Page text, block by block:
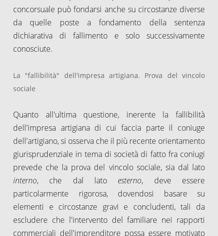
concorsuale può fondarsi anche su circostanze diverse
da quelle poste a fondamento della sentenza
dichiarativa di fallimento e solo successivamente
conosciute.
La "fallibilità" dell'impresa artigiana. Prova del vincolo
sociale
Quanto all'ultima questione, inerente la fallibilità
dell'impresa artigiana di cui faccia parte il coniuge
dell'artigiano, si osserva che il più recente orientamento
giurisprudenziale in tema di società di fatto fra coniugi
prevede che la prova del vincolo sociale, sia dal lato
interno, che dal latoesterno, deve essere
particolarmente rigorosa, dovendosi basare su
elementi e circostanze gravi e concludenti, tali da
escludere che l'intervento del familiare nei rapporti
commerciali dell'imprenditore possa essere motivato